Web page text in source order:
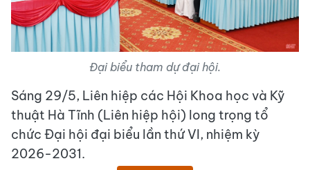
Đại biểu tham dự đại hội.
Sáng 29/5, Liên hiệp các Hội Khoa học và Kỹ
thuật Hà Tĩnh (Liên hiệp hội) long trọng tổ
chức Đại hội đại biểu lần thứ VI, nhiệm kỳ
2026-2031.